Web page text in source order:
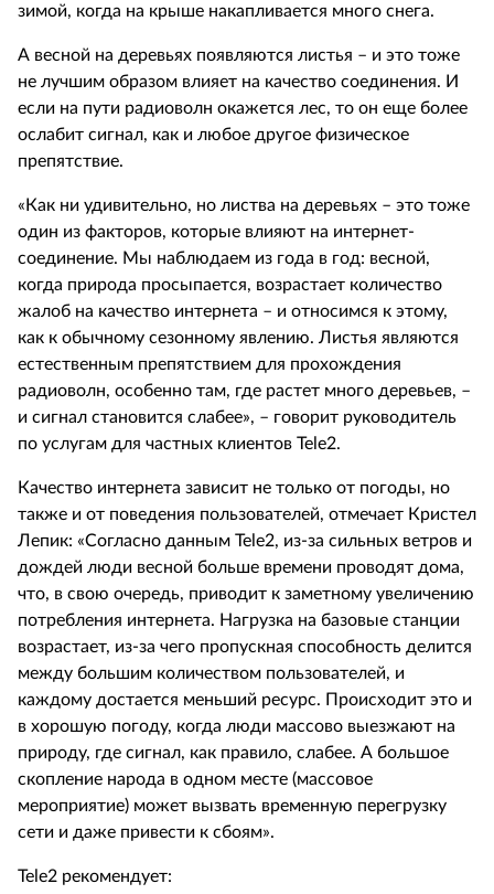
зимой, когда на крыше накапливается много снега.
А весной на деревьях появляются листья – и это тоже
не лучшим образом влияет на качество соединения. И
если на пути радиоволн окажется лес, то он еще более
ослабит сигнал, как и любое другое физическое
препятствие.
«Как ни удивительно, но листва на деревьях – это тоже
один из факторов, которые влияют на интернет-
соединение. Мы наблюдаем из года в год: весной,
когда природа просыпается, возрастает количество
жалоб на качество интернета – и относимся к этому,
как к обычному сезонному явлению. Листья являются
естественным препятствием для прохождения
радиоволн, особенно там, где растет много деревьев, –
и сигнал становится слабее», – говорит руководитель
по услугам для частных клиентов Tele2.
Качество интернета зависит не только от погоды, но
также и от поведения пользователей, отмечает Кристел
Лепик: «Согласно данным Tele2, из-за сильных ветров и
дождей люди весной больше времени проводят дома,
что, в свою очередь, приводит к заметному увеличению
потребления интернета. Нагрузка на базовые станции
возрастает, из-за чего пропускная способность делится
между большим количеством пользователей, и
каждому достается меньший ресурс. Происходит это и
в хорошую погоду, когда люди массово выезжают на
природу, где сигнал, как правило, слабее. А большое
скопление народа в одном месте (массовое
мероприятие) может вызвать временную перегрузку
сети и даже привести к сбоям».
Tele2 рекомендует: